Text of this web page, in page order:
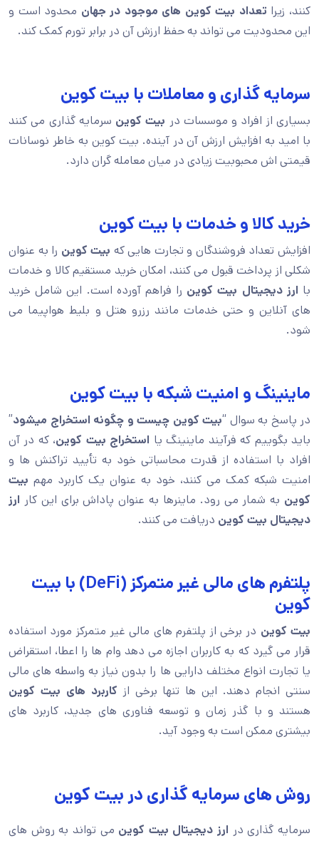
کنند، زیرا تعداد بیت کوین های موجود در جهان محدود است و
این محدودیت می تواند به حفظ ارزش آن در برابر تورم کمک کند.
سرمایه گذاری و معاملات با بیت کوین
بسیاری از افراد و موسسات در بیت کوین سرمایه گذاری می کنند
با امید به افزایش ارزش آن در آینده. بیت کوین به خاطر نوسانات
قیمتی اش محبوبیت زیادی در میان معامله گران دارد.
خرید کالا و خدمات با بیت کوین
افزایش تعداد فروشندگان و تجارت هایی که بیت کوین را به عنوان
شکلی از پرداخت قبول می کنند، امکان خرید مستقیم کالا و خدمات
با ارز دیجیتال بیت کوین را فراهم آورده است. این شامل خرید
های آنلاین و حتی خدمات مانند رزرو هتل و بلیط هواپیما می
شود.
ماینینگ و امنیت شبکه با بیت کوین
در پاسخ به سوال “بیت کوین چیست و چگونه استخراج میشود”
باید بگوییم که فرآیند ماینینگ یا استخراج بیت کوین، که در آن
افراد با استفاده از قدرت محاسباتی خود به تأیید تراکنش ها و
امنیت شبکه کمک می کنند، خود به عنوان یک کاربرد مهم بیت
کوین به شمار می رود. ماینرها به عنوان پاداش برای این کار ارز
دیجیتال بیت کوین دریافت می کنند.
پلتفرم های مالی غیر متمرکز (DeFi) با بیت
کوین
بیت کوین در برخی از پلتفرم های مالی غیر متمرکز مورد استفاده
قرار می گیرد که به کاربران اجازه می دهد وام ها را اعطا، استقراض
یا تجارت انواع مختلف دارایی ها را بدون نیاز به واسطه های مالی
سنتی انجام دهند. این ها تنها برخی از کاربرد های بیت کوین
هستند و با گذر زمان و توسعه فناوری های جدید، کاربرد های
بیشتری ممکن است به وجود آید.
روش های سرمایه گذاری در بیت کوین
سرمایه گذاری در ارز دیجیتال بیت کوین می تواند به روش های